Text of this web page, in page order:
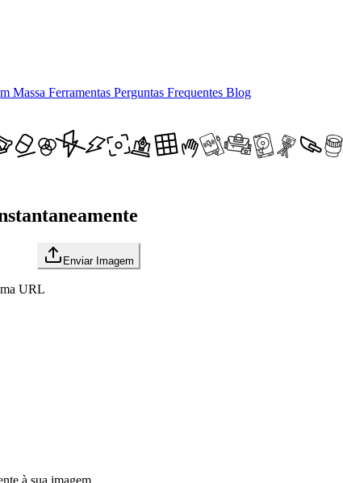
Massa Ferramentas Perguntas Frequentes Blog
Enviar Imagem
URL
à sua imagem